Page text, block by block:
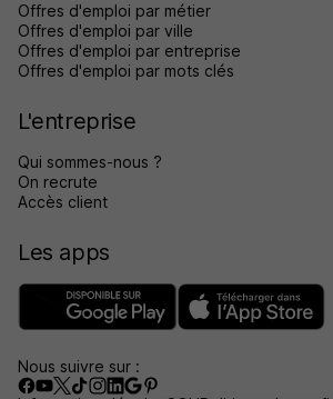
Offres d'emploi par métier
Offres d'emploi par ville
Offres d'emploi par entreprise
Offres d'emploi par mots clés
L'entreprise
Qui sommes-nous ?
On recrute
Accès client
Les apps
Nous suivre sur :